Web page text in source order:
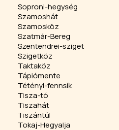
Soproni-hegység
Szamoshát
Szamosköz
Szatmár-Bereg
Szentendrei-sziget
Szigetköz
Taktaköz
Tápiómente
Tétényi-fennsík
Tisza-tó
Tiszahát
Tiszántúl
Tokaj-Hegyalja